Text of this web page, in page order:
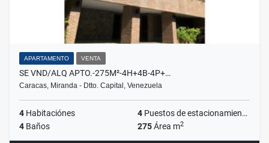
APARTAMENTO VENTA
SE VND/ALQ APTO.-275M²-4H+4B-4P+…
Caracas, Miranda - Dtto. Capital, Venezuela
4 Habitaciónes 4 Puestos de estacionamientos
4 Baños 275Área m2